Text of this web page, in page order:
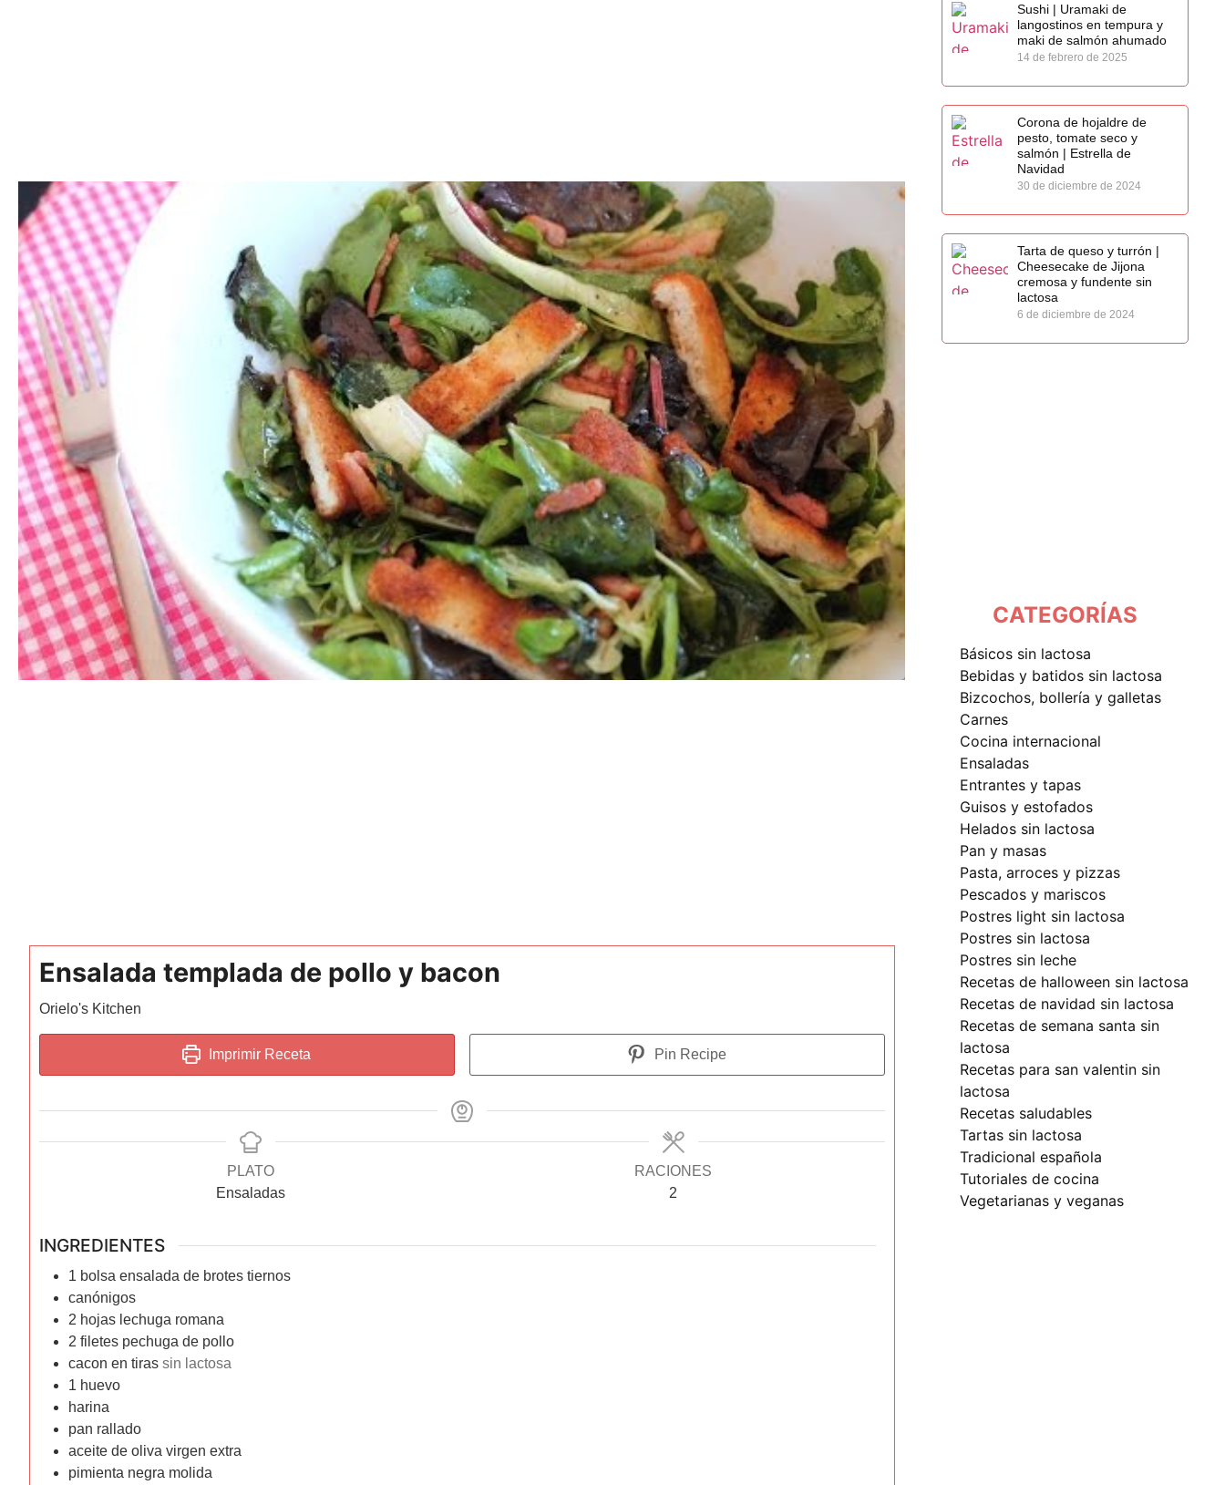
Ensalada templada de pollo y bacon
Orielo's Kitchen
Imprimir Receta Pin Recipe
PLATO
Ensaladas
RACIONES
2
INGREDIENTES
1 bolsa ensalada de brotes tiernos
canónigos
2 hojas lechuga romana
2 filetes pechuga de pollo
cacon en tiras sin lactosa
1 huevo
harina
pan rallado
aceite de oliva virgen extra
pimienta negra molida
Sushi | Uramaki de
langostinos en tempura y
maki de salmón ahumado
14 de febrero de 2025
Corona de hojaldre de
pesto, tomate seco y
salmón | Estrella de
Navidad
30 de diciembre de 2024
Tarta de queso y turrón |
Cheesecake de Jijona
cremosa y fundente sin
lactosa
6 de diciembre de 2024
CATEGORÍAS
básicos sin lactosa
bebidas y batidos sin lactosa
bizcochos, bollería y galletas
carnes
cocina internacional
ensaladas
entrantes y tapas
guisos y estofados
helados sin lactosa
pan y masas
pasta, arroces y pizzas
pescados y mariscos
postres light sin lactosa
postres sin lactosa
postres sin leche
recetas de halloween sin lactosa
recetas de navidad sin lactosa
recetas de semana santa sin
lactosa
recetas para san valentin sin
lactosa
recetas saludables
tartas sin lactosa
tradicional española
tutoriales de cocina
vegetarianas y veganas